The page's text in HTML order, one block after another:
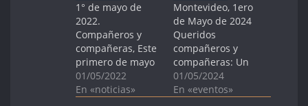
1° de mayo de
2022.
Compañeros y
compañeras, Este
primero de mayo
volvemos a
encontrarnos una
01/05/2022
En «noticias»
Montevideo, 1ero
de Mayo de 2024
Queridos
compañeros y
compañeras: Un
nuevo Primero de
Mayo nos
01/05/2024
En «eventos»